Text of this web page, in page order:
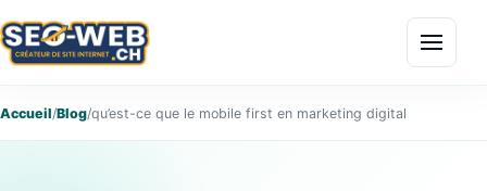
Menu
Accueil/Blog/qu’est-ce que le mobile first en marketing digital